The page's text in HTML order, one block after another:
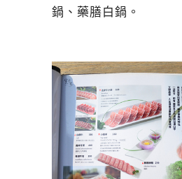
鍋、藥膳白鍋。